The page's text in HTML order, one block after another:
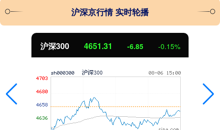
沪深京行情 实时轮播
沪深300 4651.31 -6.85 -0.15%